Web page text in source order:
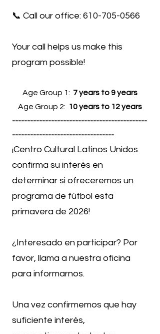
📞 Call our office: 610-705-0566
Your call helps us make this
program possible!
Age Group 1: 7 years to 9 years
Age Group 2: 10 years to 12 years
---------------------------------------------
----------------------------------
¡Centro Cultural Latinos Unidos
confirma su interés en
determinar si ofreceremos un
programa de fútbol esta
primavera de 2026!
¿Interesado en participar? Por
favor, llama a nuestra oficina
para informarnos.
Una vez confirmemos que hay
suficiente interés,